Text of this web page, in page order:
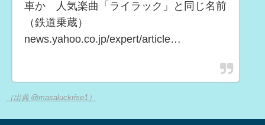
車か 人気楽曲「ライラック」と同じ名前
（鉄道乗蔵）
news.yahoo.co.jp/expert/article…
（出典 @masaluckrise1）